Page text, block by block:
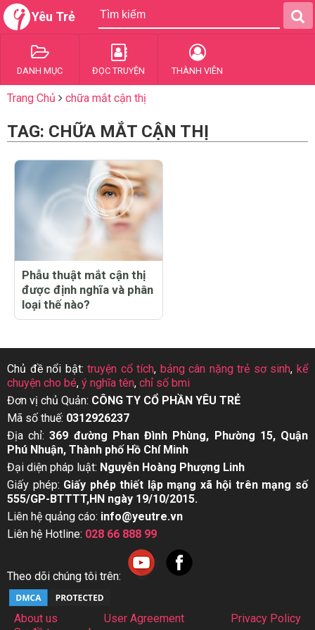
Yêu Trẻ
DANH MỤC ĐỌC TRUYỆN THÀNH VIÊN
Trang Chủ chữa mắt cận thị
TAG: CHỮA MẮT CẬN THỊ
Phẫu thuật mắt cận thị
được định nghĩa và phân
loại thế nào?
Chủ đề nổi bật:truyện cổ tích, bảng cân nặng trẻ sơ sinh,kể
chuyện cho bé, ý nghĩa tên, chỉ số bmi
Đơn vị chủ Quản: CÔNG TY CỔ PHẦN YÊU TRẺ
Mã số thuế: 0312926237
Địa chỉ:369 đường Phan Đình Phùng, Phường 15, Quận
Phú Nhuận, Thành phố Hồ Chí Minh
Đại diện pháp luật: Nguyễn Hoàng Phượng Linh
Giấy phép: Giấy phép thiết lập mạng xã hội trên mạng số
555/GP-BTTTT,HN ngày 19/10/2015.
Liên hệ quảng cáo: info@yeutre.vn
Liên hệ Hotline: 028 66 888 99
Theo dõi chúng tôi trên:
About us User Agreement
Privacy Policy